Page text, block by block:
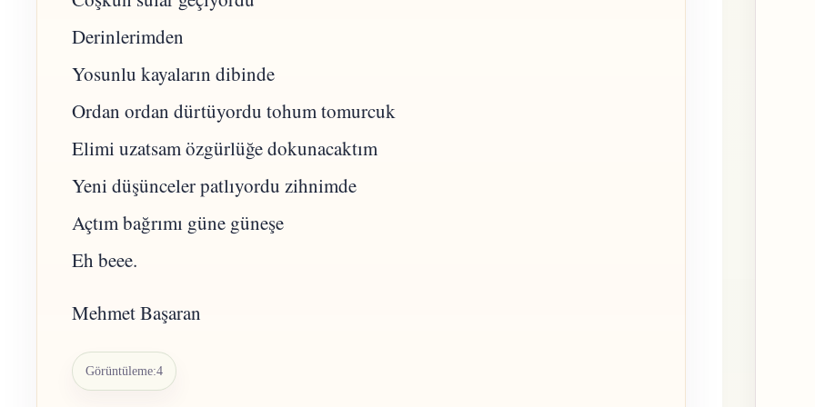
Derinlerimden
Yosunlu kayaların dibinde
Ordan ordan dürtüyordu tohum tomurcuk
Elimi uzatsam özgürlüğe dokunacaktım
Yeni düşünceler patlıyordu zihnimde
Açtım bağrımı güne güneşe
Eh beee.
Mehmet Başaran
Görüntüleme:4